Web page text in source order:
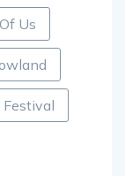
Us
Festival